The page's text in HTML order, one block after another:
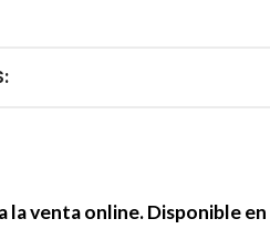
la venta online. Disponible